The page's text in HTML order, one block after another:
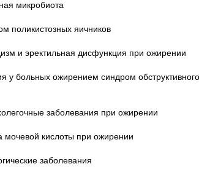
микробиота
поликистозных яичников
и эректильная дисфункция при ожирении
больных ожирением синдром
заболевания при ожирении
кислоты при ожирении
заболевания